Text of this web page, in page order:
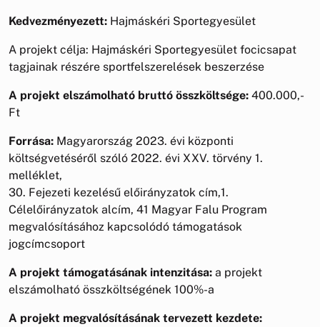
Kedvezményezett: Hajmáskéri Sportegyesület
A projekt célja: Hajmáskéri Sportegyesület focicsapat
tagjainak részére sportfelszerelések beszerzése
A projekt elszámolható bruttó összköltsége: 400.000,-
Ft
Forrása: Magyarország 2023. évi központi
költségvetéséről szóló 2022. évi XXV. törvény 1.
melléklet,
30. Fejezeti kezelésű előirányzatok cím,1.
Célelőirányzatok alcím, 41 Magyar Falu Program
megvalósításához kapcsolódó támogatások
jogcímcsoport
A projekt támogatásának intenzitása: a projekt
elszámolható összköltségének 100%-a
A projekt megvalósításának tervezett kezdete: